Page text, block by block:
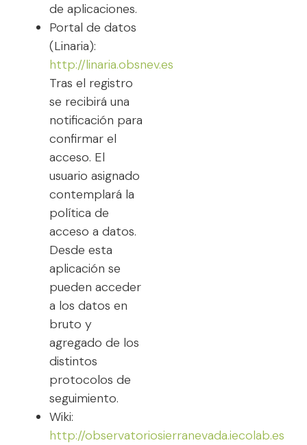
de aplicaciones.
Portal de datos
(Linaria):
http://linaria.obsnev.es
Tras el registro
se recibirá una
notificación para
confirmar el
acceso. El
usuario asignado
contemplará la
política de
acceso a datos.
Desde esta
aplicación se
pueden acceder
a los datos en
bruto y
agregado de los
distintos
protocolos de
seguimiento.
Wiki:
http://observatoriosierranevada.iecolab.es